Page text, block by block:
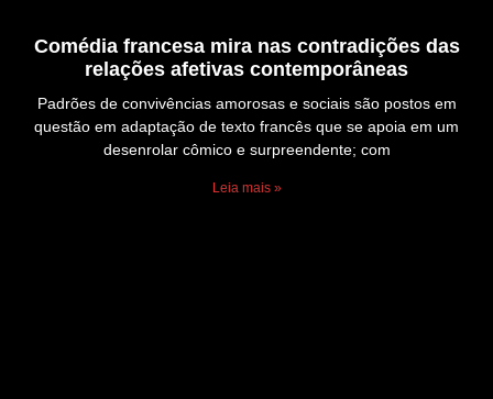
Comédia francesa mira nas contradições das
relações afetivas contemporâneas
Padrões de convivências amorosas e sociais são postos em
questão em adaptação de texto francês que se apoia em um
desenrolar cômico e surpreendente; com
Leia mais »